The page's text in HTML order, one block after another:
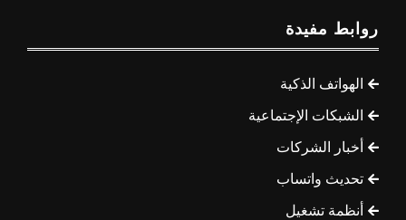
روابط مفيدة
الهواتف الذكية
الشبكات الإجتماعية
أخبار الشركات
تحديث واتساب
أنظمة تشغيل